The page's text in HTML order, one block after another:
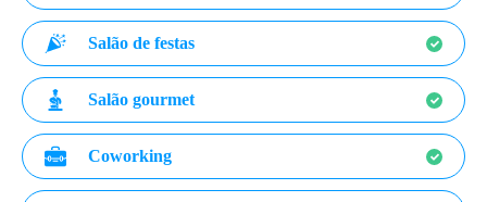
Salão de festas
Salão gourmet
Coworking